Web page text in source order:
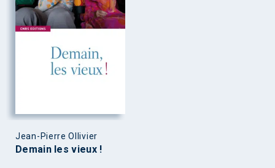
Jean-Pierre Ollivier
Demain les vieux !